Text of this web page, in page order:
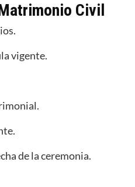
Civil
vigente.
de la ceremonia.